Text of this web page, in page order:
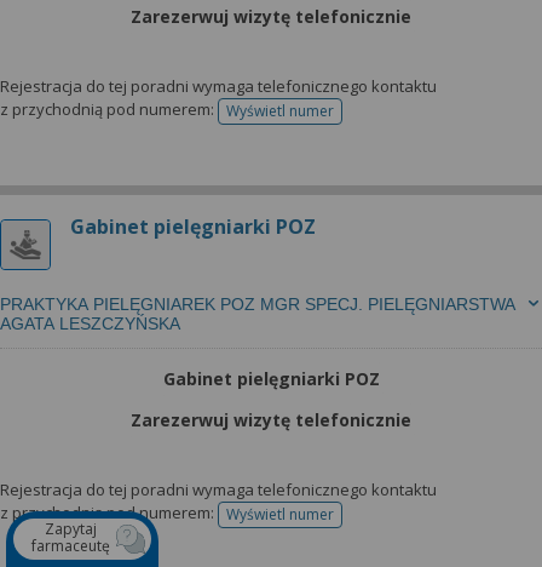
Zarezerwuj wizytę telefonicznie
Rejestracja do tej poradni wymaga telefonicznego kontaktu
z przychodnią pod numerem:
Wyświetl numertelefonu do rejestracji
Gabinet pielęgniarki POZ
PRAKTYKA PIELĘGNIAREK POZ MGR SPECJ. PIELĘGNIARSTWA
AGATA LESZCZYŃSKA
Gabinet pielęgniarki POZ
Zarezerwuj wizytę telefonicznie
Rejestracja do tej poradni wymaga telefonicznego kontaktu
z przychodnią pod numerem:
Wyświetl numertelefonu do rejestracji
Zapytaj
farmaceutę